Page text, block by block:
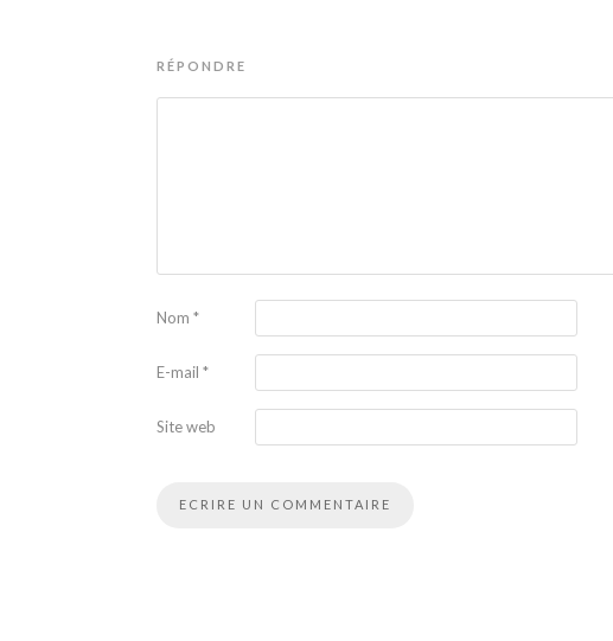
RÉPONDRE
Nom *
E-mail *
Site web